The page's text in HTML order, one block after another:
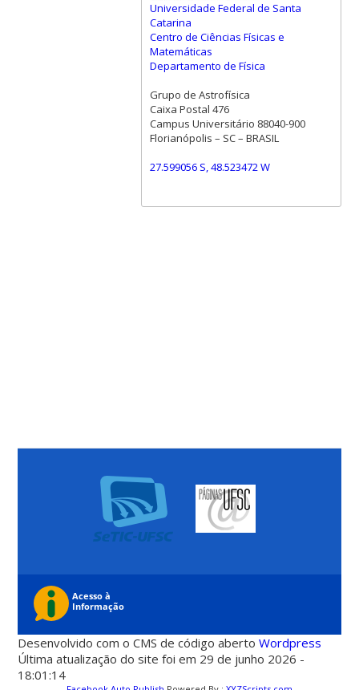
Universidade Federal de Santa
Catarina
Centro de Ciências Físicas e
Matemáticas
Departamento de Física
Grupo de Astrofísica
Caixa Postal 476
Campus Universitário 88040-900
Florianópolis – SC – BRASIL
27.599056 S, 48.523472 W
Desenvolvido com o CMS de código abertoWordpress
Última atualização do site foi em 29 de junho 2026 -
18:01:14